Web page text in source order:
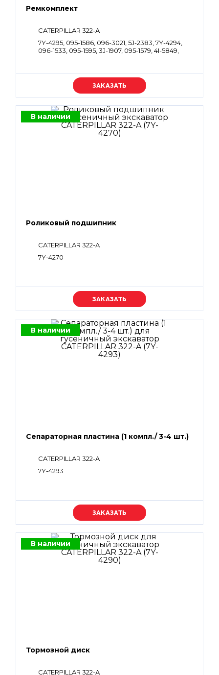
Ремкомплект
CATERPILLAR 322-A
7Y-4295, 095-1586, 096-3021, 5J-2383, 7Y-4294,
096-1533, 095-1595, 3J-1907, 095-1579, 4I-5849,
Уточняйте цену
В наличии
Роликовый подшипник
CATERPILLAR 322-A
7Y-4270
Уточняйте цену
В наличии
Сепараторная пластина (1 компл./ 3-4 шт.)
CATERPILLAR 322-A
7Y-4293
Уточняйте цену
В наличии
Тормозной диск
CATERPILLAR 322-A